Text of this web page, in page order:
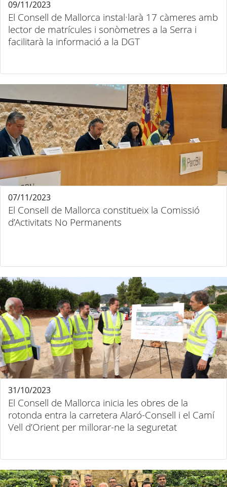
El Consell de Mallorca instal·larà 17 càmeres amb
lector de matrícules i sonòmetres a la Serra i
facilitarà la informació a la DGT
09/11/2023
El Consell de Mallorca constitueix la Comissió
d’Activitats No Permanents
07/11/2023
El Consell de Mallorca inicia les obres de la
rotonda entra la carretera Alaró-Consell i el Camí
Vell d’Orient per millorar-ne la seguretat
31/10/2023